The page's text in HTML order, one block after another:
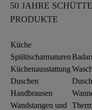
50 JAHRE SCHÜTTE
PRODUKTE
Küche
Spültischarmaturen
Küchenausstattung
Duschen
Handbrausen
Wandstangen und